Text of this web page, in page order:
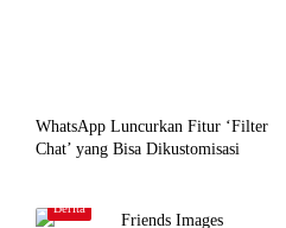
WhatsApp Luncurkan Fitur ‘Filter
Chat’ yang Bisa Dikustomisasi
Berita